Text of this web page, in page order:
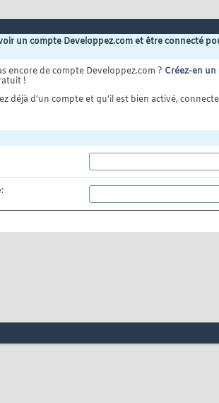
un compte Developpez.com et être connecté
encore de compte Developpez.com ? Créez-en
!
déjà d'un compte et qu'il est bien activé,